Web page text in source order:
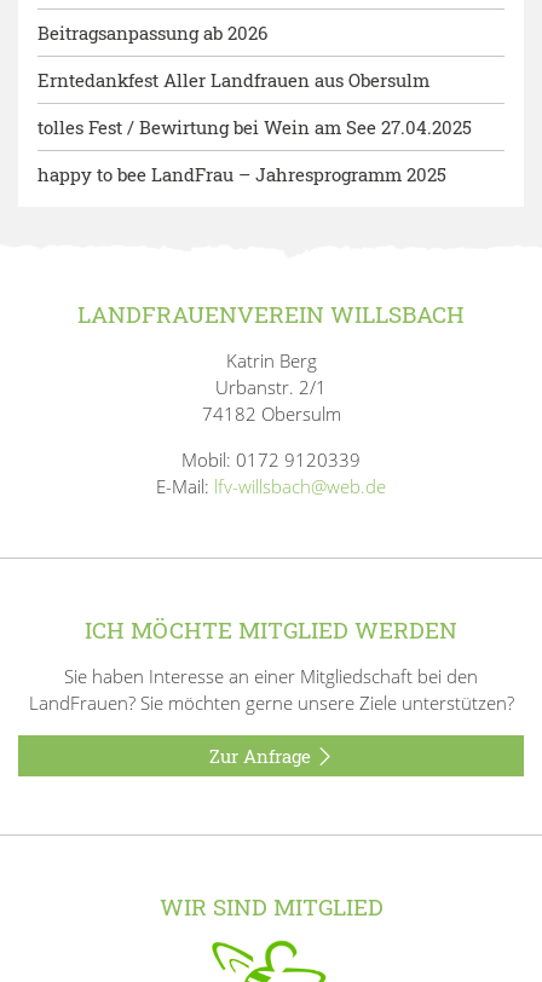
Beitragsanpassung ab 2026
Erntedankfest Aller Landfrauen aus Obersulm
tolles Fest / Bewirtung bei Wein am See 27.04.2025
happy to bee LandFrau – Jahresprogramm 2025
LANDFRAUENVEREIN WILLSBACH
Katrin Berg
Urbanstr. 2/1
74182 Obersulm
Mobil: 0172 9120339
E-Mail: lfv-willsbach@web.de
ICH MÖCHTE MITGLIED WERDEN
Sie haben Interesse an einer Mitgliedschaft bei den
LandFrauen? Sie möchten gerne unsere Ziele unterstützen?
Zur Anfrage
WIR SIND MITGLIED